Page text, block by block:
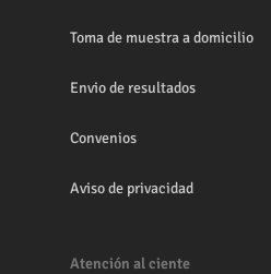
Toma de muestra a domicilio
Envio de resultados
Convenios
Aviso de privacidad
Atención al ciente